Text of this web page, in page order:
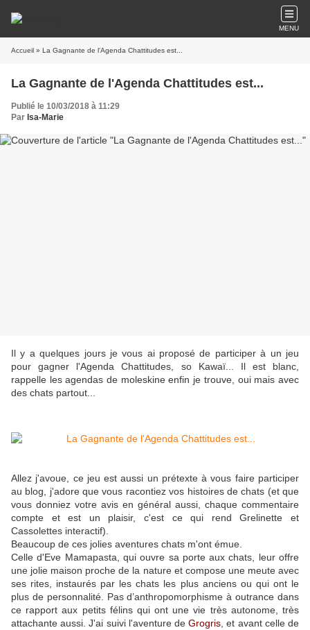
MENU
Accueil » La Gagnante de l'Agenda Chattitudes est...
La Gagnante de l'Agenda Chattitudes est...
Publié le 10/03/2018 à 11:29
Par Isa-Marie
Il y a quelques jours je vous ai proposé de participer à un jeu
pour gagner l'Agenda Chattitudes, so Kawaï... Il est blanc,
rappelle les agendas de moleskine enfin je trouve, oui mais avec
des chats partout...
Allez j'avoue, ce jeu est aussi un prétexte à vous faire participer
au blog, j'adore que vous racontiez vos histoires de chats (et que
vous donniez votre avis en général aussi, chaque commentaire
compte et est un plaisir, c'est ce qui rend Grelinette et
Cassolettes interactif).
Beaucoup de ces jolies aventures chats m'ont émue.
Celle d'Eve Mamapasta, qui ouvre sa porte aux chats, leur offre
une jolie maison proche de la nature et compose une meute avec
ses rites, instaurés par les chats les plus anciens ou qui ont le
plus de personnalité. Pas d’anthropomorphisme à outrance dans
ce rapport aux petits félins qui ont une vie très autonome, très
attachante aussi. J'ai suivi l'aventure deGrogris , et avant celle de